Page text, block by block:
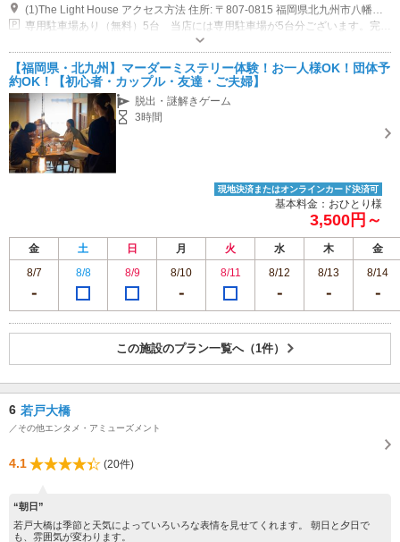
(1)The Light House アクセス方法 住所: 〒807-0815 福岡県北九州市八幡西区本城東4丁目2-18 お車でお越しの場合: 当店には専用駐車場が5台分ございます。完全予約制のため、ご利用の際は事前にご予約をお願いいたします。 公共交通機関をご利用の場合: JR本城駅から徒歩約15分。駅からのアクセスは徒歩での道順をご案内しておりますので、スマートフォンで地図アプリをご利用いただくと便利です。 お問い合わせ: 道順やアクセスに不明点がございましたら、どうぞお気軽にご連絡ください。
【福岡県・北九州】マーダーミステリー体験！お一人様OK！団体予
約OK！【初心者・カップル・友達・ご夫婦】
脱出・謎解きゲーム
3時間
現地決済またはオンラインカード決済可
基本料金：おひとり様
3,500円～
金 土 日 月 火 水 木
金
8/7
8/8 8/9 8/10 8/11 8/12 8/13 8/14
この施設のプラン一覧へ（1件）
6 若戸大橋
／その他エンタメ・アミューズメント
4.1 (20件)
“朝日”
若戸大橋は季節と天気によっていろいろな表情を見せてくれます。 朝日と夕日で
も、雰囲気が変わります。